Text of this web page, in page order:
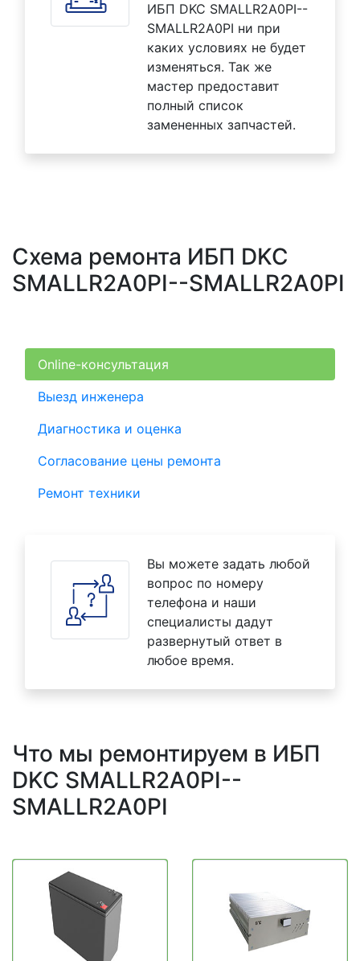
ИБП DKC SMALLR2A0PI--
SMALLR2A0PI ни при
каких условиях не будет
изменяться. Так же
мастер предоставит
полный список
замененных запчастей.
Схема ремонта ИБП DKC
SMALLR2A0PI--SMALLR2A0PI
Online-консультация
Выезд инженера
Диагностика и оценка
Согласование цены ремонта
Ремонт техники
Вы можете задать любой
вопрос по номеру
телефона и наши
специалисты дадут
развернутый ответ в
любое время.
Что мы ремонтируем в ИБП
DKC SMALLR2A0PI--
SMALLR2A0PI